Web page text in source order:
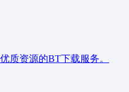
质资源的BT下载服务。